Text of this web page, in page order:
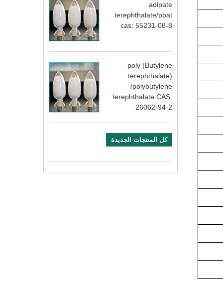
adipate
terephthalate/pbat
cas: 55231-08-8
poly (Butylene
terephthalate)
/polybutylene
terephthalate CAS:
26062-94-2
كل المنتجات الجديدة